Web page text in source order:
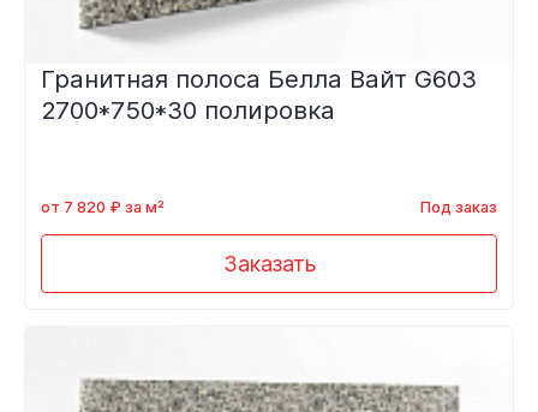
Гранитная полоса Белла Вайт G603
2700*750*30 полировка
от 7 820 ₽ за м² Под заказ
Заказать